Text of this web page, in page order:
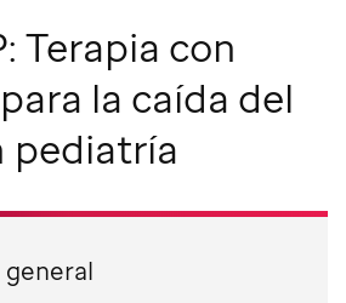
Terapia con
la caída del
pediatría